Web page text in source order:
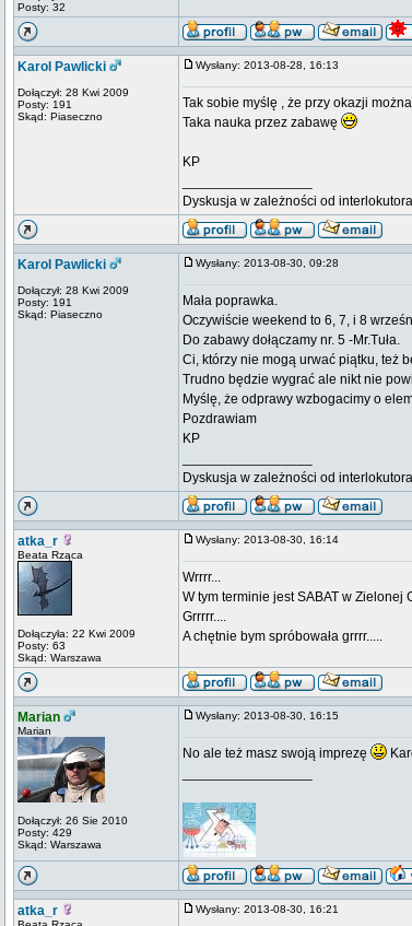
Posty: 32
Karol Pawlicki
Dołączył: 28 Kwi 2009
Posty: 191
Skąd: Piaseczno
Wysłany: 2013-08-28, 16:13
Tak sobie myślę , że przy okazji
Taka nauka przez zabawę
KP
Dyskusja w zależności od
Karol Pawlicki
Dołączył: 28 Kwi 2009
Posty: 191
Skąd: Piaseczno
Wysłany: 2013-08-30, 09:28
Mała poprawka.
Oczywiście weekend to 6, 7, i 8
Do zabawy dołączamy nr. 5 -Mr.Tuła.
Ci, którzy nie mogą urwać piątku, też
Trudno będzie wygrać ale nikt nie
Myślę, że odprawy wzbogacimy o
Pozdrawiam
KP
Dyskusja w zależności od
atka_r
Beata Rząca
Dołączyła: 22 Kwi 2009
Posty: 63
Skąd: Warszawa
Wysłany: 2013-08-30, 16:14
Wrrrr...
W tym terminie jest SABAT w Zielonej
Grrrrr....
A chętnie bym spróbowała grrrr.....
Marian
Marian
Dołączył: 26 Sie 2010
Posty: 429
Skąd: Warszawa
Wysłany: 2013-08-30, 16:15
No ale też masz swoją imprezę
atka_r Wysłany: 2013-08-30, 16:21